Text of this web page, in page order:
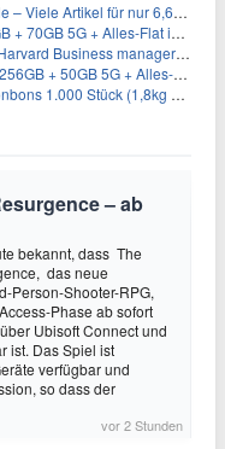
für nur 6,66€ – nur 48 Stunden
Vodafone-Netz für 34,99€/Monat – eff. 4,65€/Monat
Digital-Kombi-Abo 1 Monat kostenlos
im Vodafone-Netz für 19,99€/Monat – eff. 0,61€/Monat
Stück (1,8kg Eimer) für 6,29€
– ab
bekannt, dass The
das neue
Person-Shooter-RPG,
Phase ab sofort
Ubisoft Connect und
ist. Das Spiel ist
verfügbar und
so dass der
vor 2 Stunden